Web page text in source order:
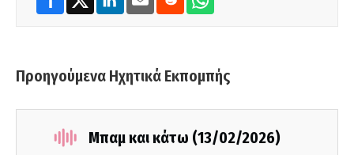
Προηγούμενα Ηχητικά Εκπομπής
Μπαμ και κάτω (13/02/2026)